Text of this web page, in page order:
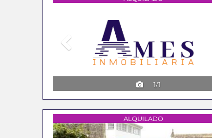
1/1
ALQUILADO
Previous